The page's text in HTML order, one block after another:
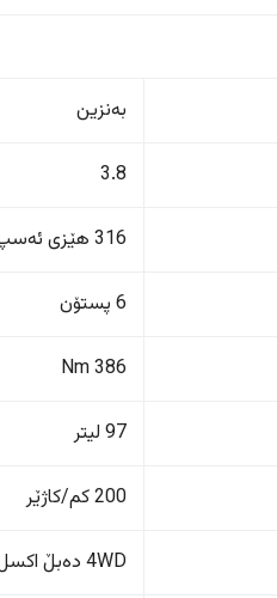
بەنزین
3.8
316 هێزی ئەسپ
6 پستۆن
386 Nm
97 لیتر
200 کم/کاژێر
4WD دەبڵ اکسل